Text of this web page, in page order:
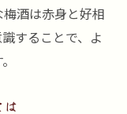
酒は赤身と好相
することで、よ